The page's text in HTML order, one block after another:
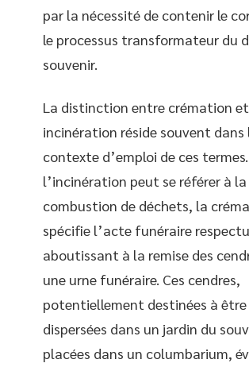
par la nécessité de contenir le
le processus transformateur du
souvenir.
La distinction entre crémation et
incinération réside souvent dans
contexte d’emploi de ces termes.
l’incinération peut se référer à la
combustion de déchets, la
spécifie l’acte funéraire
aboutissant à la remise des
une urne funéraire. Ces cendres,
potentiellement destinées à être
dispersées dans un jardin du
placées dans un columbarium,